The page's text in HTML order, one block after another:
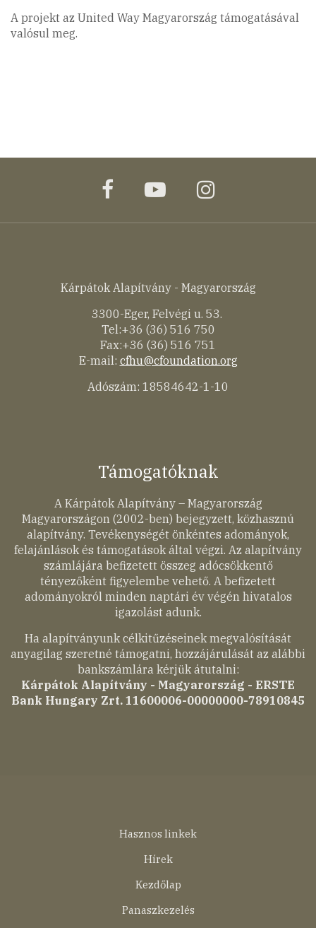
A projekt az United Way Magyarország támogatásával
valósul meg.
facebookyoutubeinstagram
Kárpátok Alapítvány - Magyarország
3300-Eger, Felvégi u. 53.
Tel:+36 (36) 516 750
Fax:+36 (36) 516 751
E-mail: cfhu@cfoundation.org
Adószám: 18584642-1-10
Támogatóknak
A Kárpátok Alapítvány – Magyarország
Magyarországon (2002-ben) bejegyzett, közhasznú
alapítvány. Tevékenységét önkéntes adományok,
felajánlások és támogatások által végzi. Az alapítvány
számlájára befizetett összeg adócsökkentő
tényezőként figyelembe vehető. A befizetett
adományokról minden naptári év végén hivatalos
igazolást adunk.
Ha alapítványunk célkitűzéseinek megvalósítását
anyagilag szeretné támogatni, hozzájárulását az alábbi
bankszámlára kérjük átutalni:
Kárpátok Alapítvány - Magyarország - ERSTE
Bank Hungary Zrt. 11600006-00000000-78910845
Hasznos linkek
Hírek
Kezdőlap
Panaszkezelés